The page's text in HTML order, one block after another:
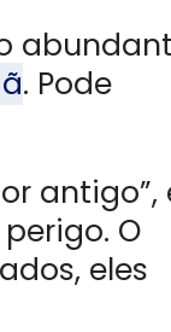
. Pode
antigo”,
O
eles